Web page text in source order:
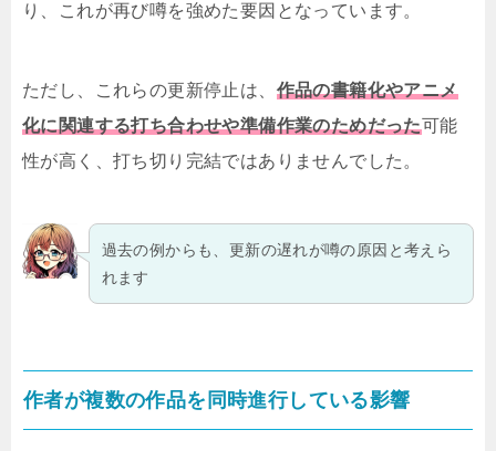
り、これが再び噂を強めた要因となっています。
ただし、これらの更新停止は、 作品の書籍化やアニメ
化に関連する打ち合わせや準備作業のためだった可能
性が高く、打ち切り完結ではありませんでした。
過去の例からも、更新の遅れが噂の原因と考えら
れます
作者が複数の作品を同時進行している影響